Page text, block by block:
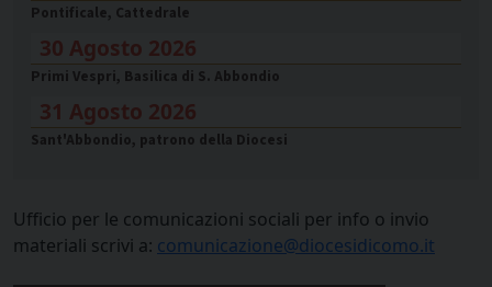
Pontificale, Cattedrale
30 Agosto 2026
Primi Vespri, Basilica di S. Abbondio
31 Agosto 2026
Sant'Abbondio, patrono della Diocesi
Ufficio per le comunicazioni sociali per info o invio
materiali scrivi a: comunicazione@diocesidicomo.it